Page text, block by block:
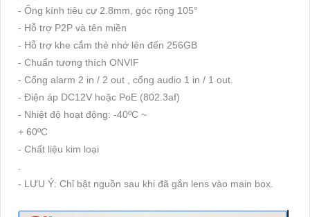
- Ống kính tiêu cự 2.8mm, góc rộng 105°
- Hỗ trợ P2P và tên miền
- Hỗ trợ khe cắm thẻ nhớ lên đến 256GB
- Chuẩn tương thích ONVIF
- Cổng alarm 2 in / 2 out , cổng audio 1 in / 1 out.
- Điện áp DC12V hoặc PoE (802.3af)
- Nhiệt độ hoạt động: -40ºC ~
+ 60ºC
- Chất liệu kim loại
.
- LƯU Ý: Chỉ bật nguồn sau khi đã gắn lens vào main box.